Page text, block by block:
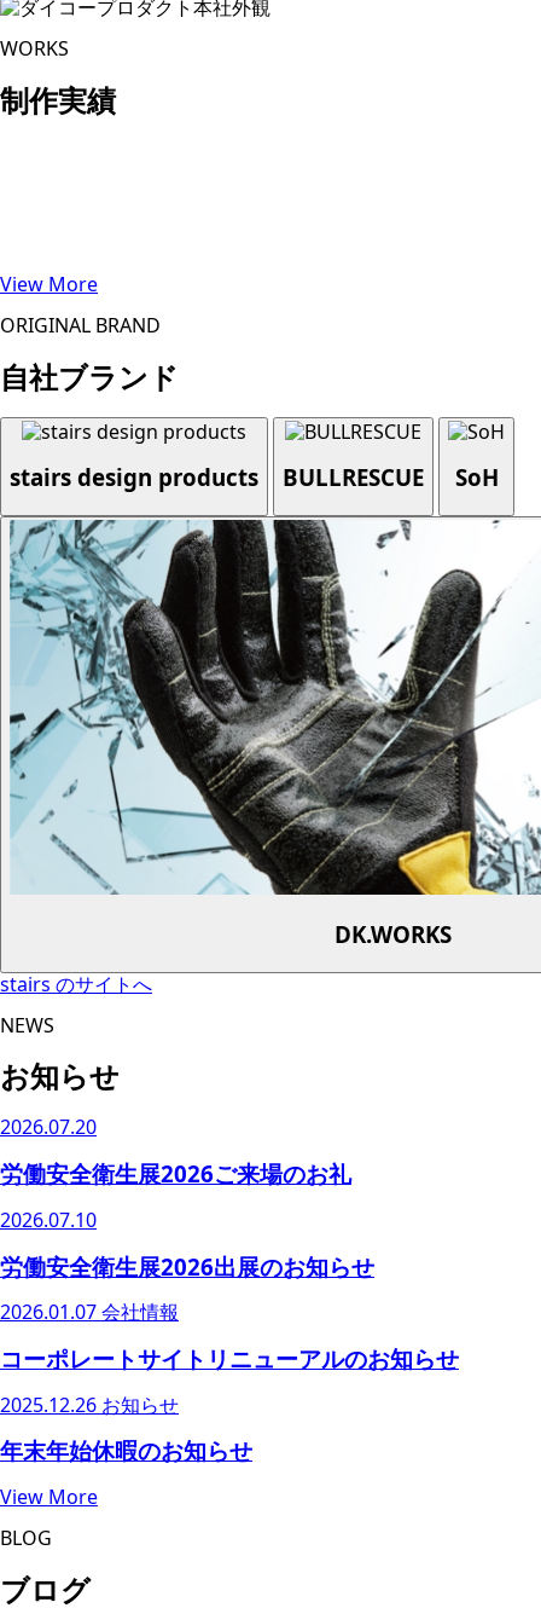
WORKS
制作実績
View More
ORIGINAL BRAND
自社ブランド
stairs design products BULLRESCUE SoH
DK.WORKS
stairs のサイトへ
NEWS
お知らせ
2026.07.20
労働安全衛生展2026ご来場のお礼
2026.07.10
労働安全衛生展2026出展のお知らせ
2026.01.07会社情報
コーポレートサイトリニューアルのお知らせ
2025.12.26 お知らせ
年末年始休暇のお知らせ
View More
BLOG
ブログ